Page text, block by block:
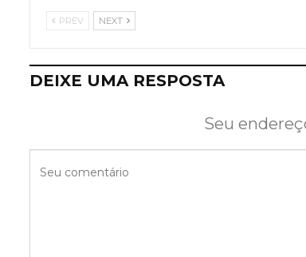
PREV NEXT
DEIXE UMA RESPOSTA
Seu